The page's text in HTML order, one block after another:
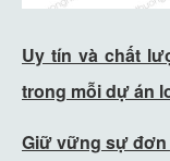
Uy tín và chất
trong mỗi dự án
Giữ vững sự đơn